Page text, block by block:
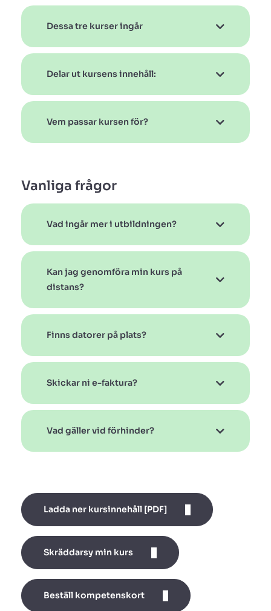
Dessa tre kurser ingår
Delar ut kursens innehåll:
Vem passar kursen för?
Vanliga frågor
Vad ingår mer i utbildningen?
Kan jag genomföra min kurs på
distans?
Finns datorer på plats?
Skickar ni e-faktura?
Vad gäller vid förhinder?
Ladda ner kursinnehåll [PDF]
Skräddarsy min kurs
Beställ kompetenskort